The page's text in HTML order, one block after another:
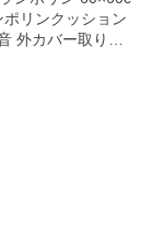
リンクッション
外カバー取り外